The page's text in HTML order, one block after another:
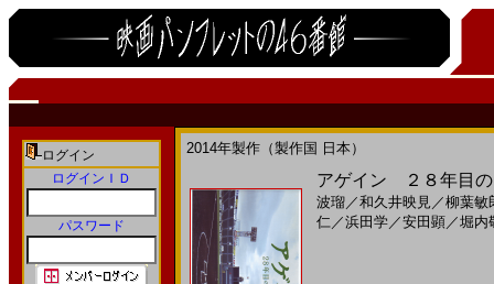
ログイン
ログインＩＤ
パスワード
2014年製作（製作国 日本）
アゲイン ２８年目の
波瑠／和久井映見／柳葉敏
仁／浜田学／安田顕／堀内